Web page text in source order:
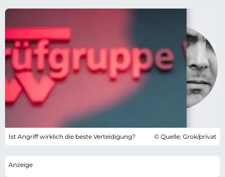
Ist Angriff wirklich die beste Verteidigung? © Quelle: Grok/privat